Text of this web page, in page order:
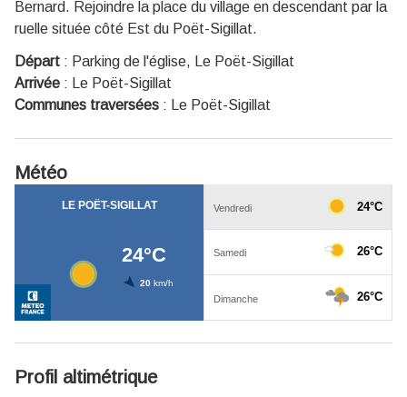
Bernard. Rejoindre la place du village en descendant par la
ruelle située côté Est du Poët-Sigillat.
Départ : Parking de l'église, Le Poët-Sigillat
Arrivée :
Le Poët-Sigillat
Communes traversées : Le Poët-Sigillat
Météo
Profil altimétrique